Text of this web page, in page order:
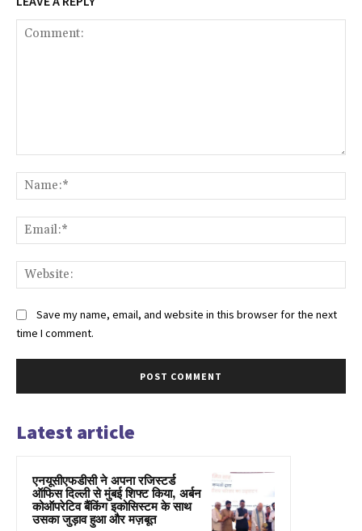
Save my name, email, and website in this browser for the next
time I comment.
Latest article
एनयूसीएफडीसी ने अपना रजिस्टर्ड
ऑफिस दिल्ली से मुंबई शिफ्ट किया, अर्बन
कोऑपरेटिव बैंकिंग इकोसिस्टम के साथ
उसका जुड़ाव हुआ और मज़बूत